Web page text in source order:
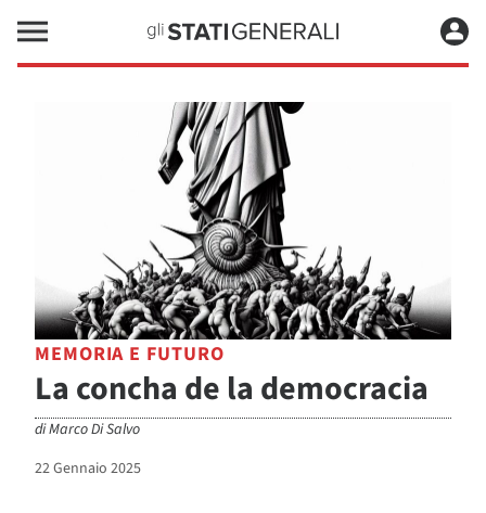
MEMORIA E FUTURO
La concha de la democracia
diMarco Di Salvo
22 Gennaio 2025